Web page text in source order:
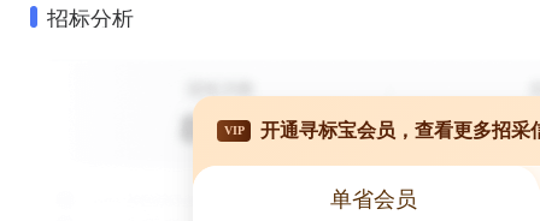
招标分析
VIP 开通寻标宝会员，查看更多招采
单省会员